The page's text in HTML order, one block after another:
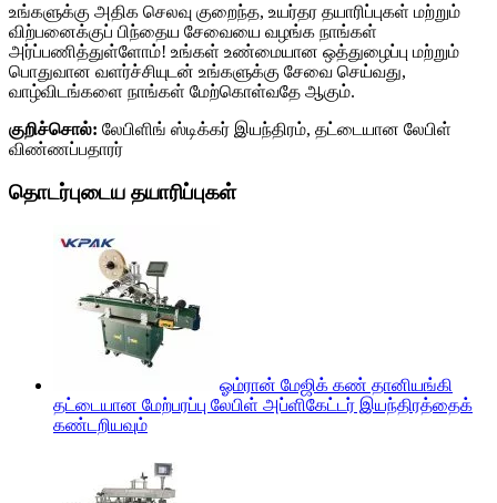
உங்களுக்கு அதிக செலவு குறைந்த, உயர்தர தயாரிப்புகள் மற்றும்
விற்பனைக்குப் பிந்தைய சேவையை வழங்க நாங்கள்
அர்ப்பணித்துள்ளோம்! உங்கள் உண்மையான ஒத்துழைப்பு மற்றும்
பொதுவான வளர்ச்சியுடன் உங்களுக்கு சேவை செய்வது,
வாழ்விடங்களை நாங்கள் மேற்கொள்வதே ஆகும்.
குறிச்சொல்: லேபிளிங் ஸ்டிக்கர் இயந்திரம், தட்டையான லேபிள்
விண்ணப்பதாரர்
தொடர்புடைய தயாரிப்புகள்
ஓம்ரான் மேஜிக் கண் தானியங்கி
தட்டையான மேற்பரப்பு லேபிள் அப்ளிகேட்டர் இயந்திரத்தைக்
கண்டறியவும்